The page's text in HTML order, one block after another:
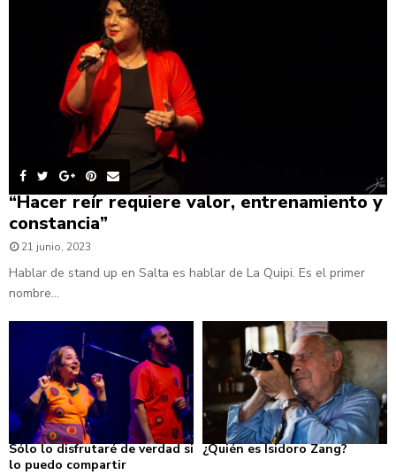
“Hacer reír requiere valor, entrenamiento y
constancia”
21 junio, 2023
Hablar de stand up en Salta es hablar de La Quipi. Es el primer
nombre...
Sólo lo disfrutaré de verdad si
lo puedo compartir
¿Quién es Isidoro Zang?